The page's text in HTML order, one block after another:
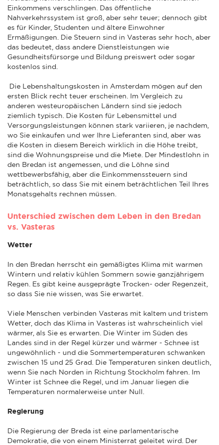
Einkommens verschlingen. Das öffentliche
Nahverkehrssystem ist groß, aber sehr teuer; dennoch gibt
es für Kinder, Studenten und ältere Einwohner
Ermäßigungen. Die Steuern sind in Vasteras sehr hoch, aber
das bedeutet, dass andere Dienstleistungen wie
Gesundheitsfürsorge und Bildung preiswert oder sogar
kostenlos sind.
Die Lebenshaltungskosten in Amsterdam mögen auf den
ersten Blick recht teuer erscheinen. Im Vergleich zu
anderen westeuropäischen Ländern sind sie jedoch
ziemlich typisch. Die Kosten für Lebensmittel und
Versorgungsleistungen können stark variieren, je nachdem,
wo Sie einkaufen und wer Ihre Lieferanten sind, aber was
die Kosten in diesem Bereich wirklich in die Höhe treibt,
sind die Wohnungspreise und die Miete. Der Mindestlohn in
den Bredan ist angemessen, und die Löhne sind
wettbewerbsfähig, aber die Einkommenssteuern sind
beträchtlich, so dass Sie mit einem beträchtlichen Teil Ihres
Monatsgehalts rechnen müssen.
Unterschied zwischen dem Leben in den Bredan
vs. Vasteras
Wetter
In den Bredan herrscht ein gemäßigtes Klima mit warmen
Wintern und relativ kühlen Sommern sowie ganzjährigem
Regen. Es gibt keine ausgeprägte Trocken- oder Regenzeit,
so dass Sie nie wissen, was Sie erwartet.
Viele Menschen verbinden Vasteras mit kaltem und tristem
Wetter, doch das Klima in Vasteras ist wahrscheinlich viel
wärmer, als Sie es erwarten. Die Winter im Süden des
Landes sind in der Regel kürzer und wärmer - Schnee ist
ungewöhnlich - und die Sommertemperaturen schwanken
zwischen 15 und 25 Grad. Die Temperaturen sinken deutlich,
wenn Sie nach Norden in Richtung Stockholm fahren. Im
Winter ist Schnee die Regel, und im Januar liegen die
Temperaturen normalerweise unter Null.
Regierung
Die Regierung der Breda ist eine parlamentarische
Demokratie, die von einem Ministerrat geleitet wird. Der